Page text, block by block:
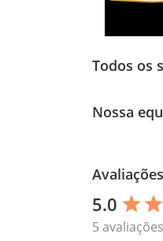
Todos os
Nossa
5.0 star star
5 avaliações